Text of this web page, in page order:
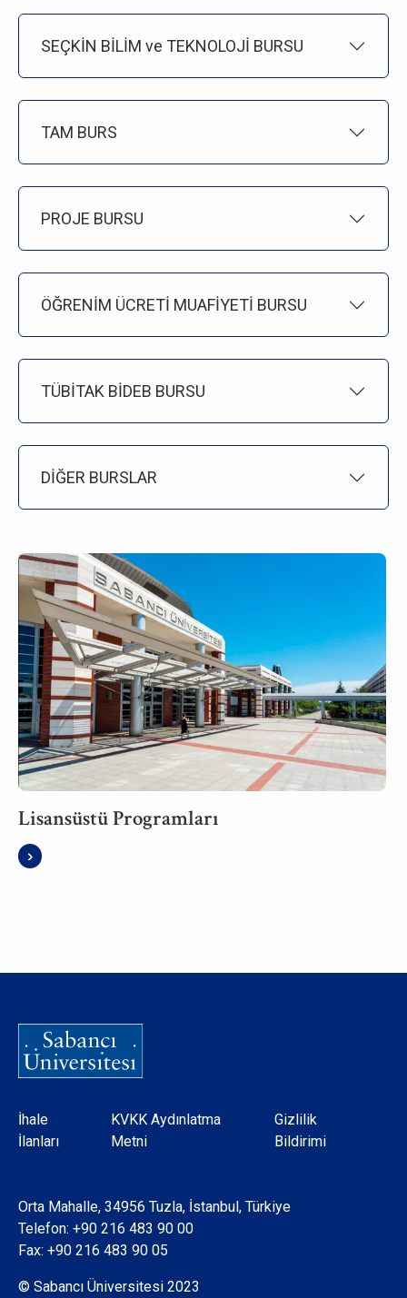
SEÇKİN BİLİM ve TEKNOLOJİ BURSU
TAM BURS
PROJE BURSU
ÖĞRENİM ÜCRETİ MUAFİYETİ BURSU
TÜBİTAK BİDEB BURSU
DİĞER BURSLAR
Lisansüstü Programları
Dipnot
İhale
İlanları
KVKK Aydınlatma
Metni
Gizlilik
Bildirimi
Orta Mahalle, 34956 Tuzla, İstanbul, Türkiye
Telefon: +90 216 483 90 00
Fax: +90 216 483 90 05
© Sabancı Üniversitesi 2023